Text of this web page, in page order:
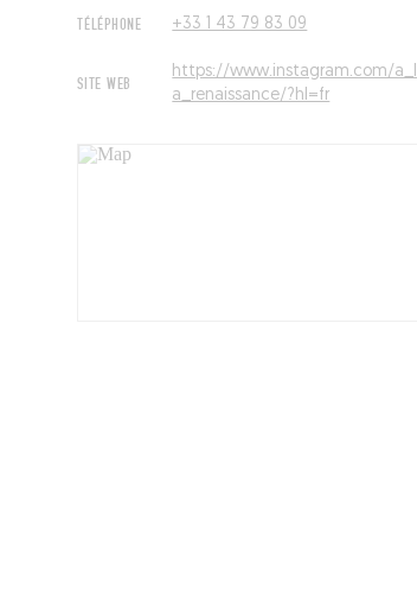
TÉLÉPHONE +33 1 43 79 83 09
SITE WEB
https://www.instagram.com/a_l
a_renaissance/?hl=fr